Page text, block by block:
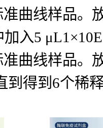
曲线样品。
加入5
曲线样品。
到得到6个稀